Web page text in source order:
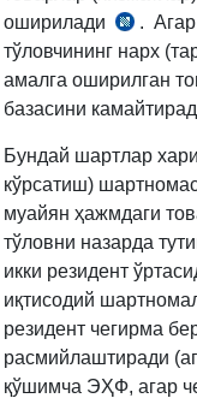
оширилади
СК
257-
м.
1-
б.
.
тўловчининг нарх
амалга оширилган
базасини
Бундай шартлар
кўрсатиш)
муайян ҳажмдаги
тўловни назарда
икки резидент
иқтисодий
резидент чегирма
расмийлаштиради
қўшимча ЭҲФ, агар